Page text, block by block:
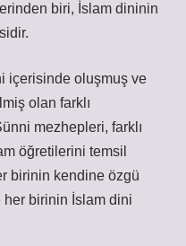
biri, İslam dininin
içerisinde oluşmuş ve
olan farklı
mezhepleri, farklı
öğretilerini temsil
birinin kendine özgü
her birinin İslam dini